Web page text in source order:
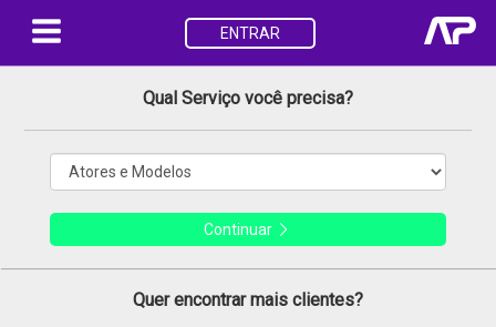
ENTRAR
Qual Serviço você precisa?
Continuar
Quer encontrar mais clientes?